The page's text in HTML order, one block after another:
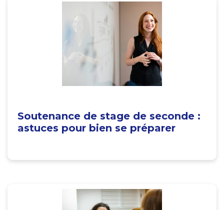
Soutenance de stage de seconde :
astuces pour bien se préparer